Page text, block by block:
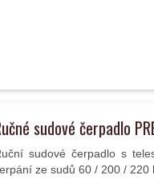
sudové čerpadlo
sudové čerpadlo s
ze sudů 60 / 200 / 220 l.